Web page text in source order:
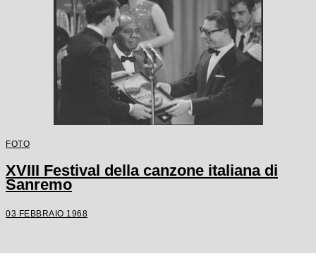
FOTO
XVIII Festival della canzone italiana di
Sanremo
03 FEBBRAIO 1968